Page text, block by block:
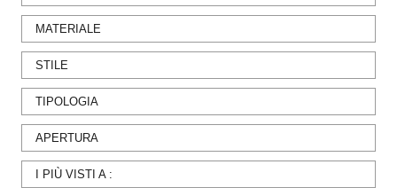
MATERIALE
STILE
TIPOLOGIA
APERTURA
I PIÙ VISTI A :